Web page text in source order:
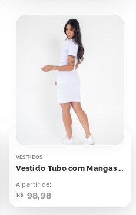
VESTIDOS
Vestido Tubo com Mangas Branco
A partir de:
R$ 98,98